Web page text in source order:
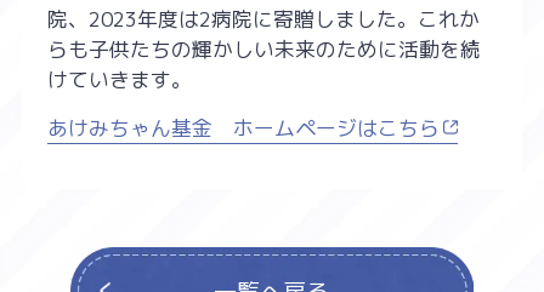
院、2023年度は2病院に寄贈しました。これか
らも子供たちの輝かしい未来のために活動を続
けていきます。
あけみちゃん基金 ホームページはこちら